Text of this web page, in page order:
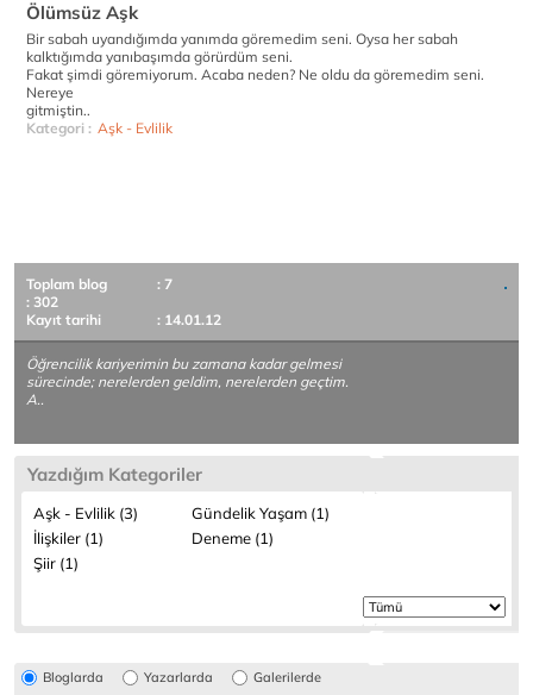
Ölümsüz Aşk
Bir sabah uyandığımda yanımda göremedim seni. Oysa her sabah
kalktığımda yanıbaşımda görürdüm seni.
Fakat şimdi göremiyorum. Acaba neden? Ne oldu da göremedim seni.
Nereye
gitmiştin..
Kategori : Aşk - Evlilik
Toplam blog
: 7
: 302
Kayıt tarihi
: 14.01.12
Öğrencilik kariyerimin bu zamana kadar gelmesi
sürecinde; nerelerden geldim, nerelerden geçtim.
A..
Yazdığım Kategoriler
Aşk - Evlilik (3)
Gündelik Yaşam (1)
İlişkiler (1)
Deneme (1)
Şiir (1)
Bloglarda Yazarlarda Galerilerde